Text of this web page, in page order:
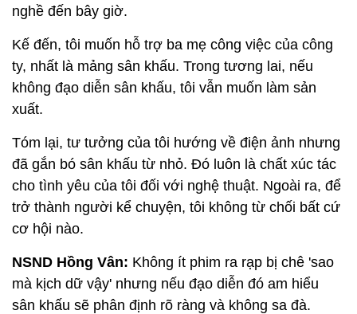
nghề đến bây giờ.
Kế đến, tôi muốn hỗ trợ ba mẹ công việc của công
ty, nhất là mảng sân khấu. Trong tương lai, nếu
không đạo diễn sân khấu, tôi vẫn muốn làm sản
xuất.
Tóm lại, tư tưởng của tôi hướng về điện ảnh nhưng
đã gắn bó sân khấu từ nhỏ. Đó luôn là chất xúc tác
cho tình yêu của tôi đối với nghệ thuật. Ngoài ra, để
trở thành người kể chuyện, tôi không từ chối bất cứ
cơ hội nào.
NSND Hồng Vân: Không ít phim ra rạp bị chê 'sao
mà kịch dữ vậy' nhưng nếu đạo diễn đó am hiểu
sân khấu sẽ phân định rõ ràng và không sa đà.